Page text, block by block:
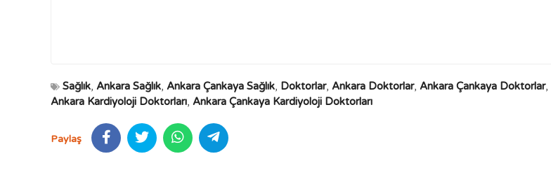
Sağlık, Ankara Sağlık, Ankara Çankaya Sağlık, Doktorlar, Ankara Doktorlar, Ankara Çankaya Doktorlar,
Ankara Kardiyoloji Doktorları, Ankara Çankaya Kardiyoloji Doktorları
Paylaş